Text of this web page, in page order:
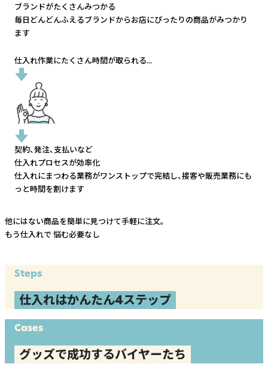
ブランドがたくさんみつかる
毎日どんどんふえるブランドからお店にぴったりの商品がみつかり
ます
仕入れ作業にたくさん時間が取られる...
契約、発注、支払いなど
仕入れプロセスが効率化
仕入れにまつわる業務がワンストップで完結し、接客や販売業務にも
っと時間を割けます
他にはない商品を簡単に見つけて手軽に注文。
もう仕入れで 悩む必要なし
Steps
仕入れはかんたん4ステップ
Cases
グッズで成功するバイヤーたち